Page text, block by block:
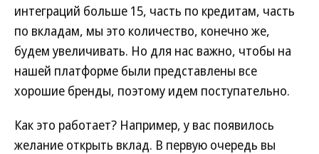
интеграций больше 15, часть по кредитам, часть
по вкладам, мы это количество, конечно же,
будем увеличивать. Но для нас важно, чтобы на
нашей платформе были представлены все
хорошие бренды, поэтому идем поступательно.
Как это работает? Например, у вас появилось
желание открыть вклад. В первую очередь вы